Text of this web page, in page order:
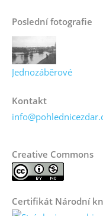
Poslední fotografie
Jednozáběrové
Kontakt
Creative Commons
Certifikát Národní